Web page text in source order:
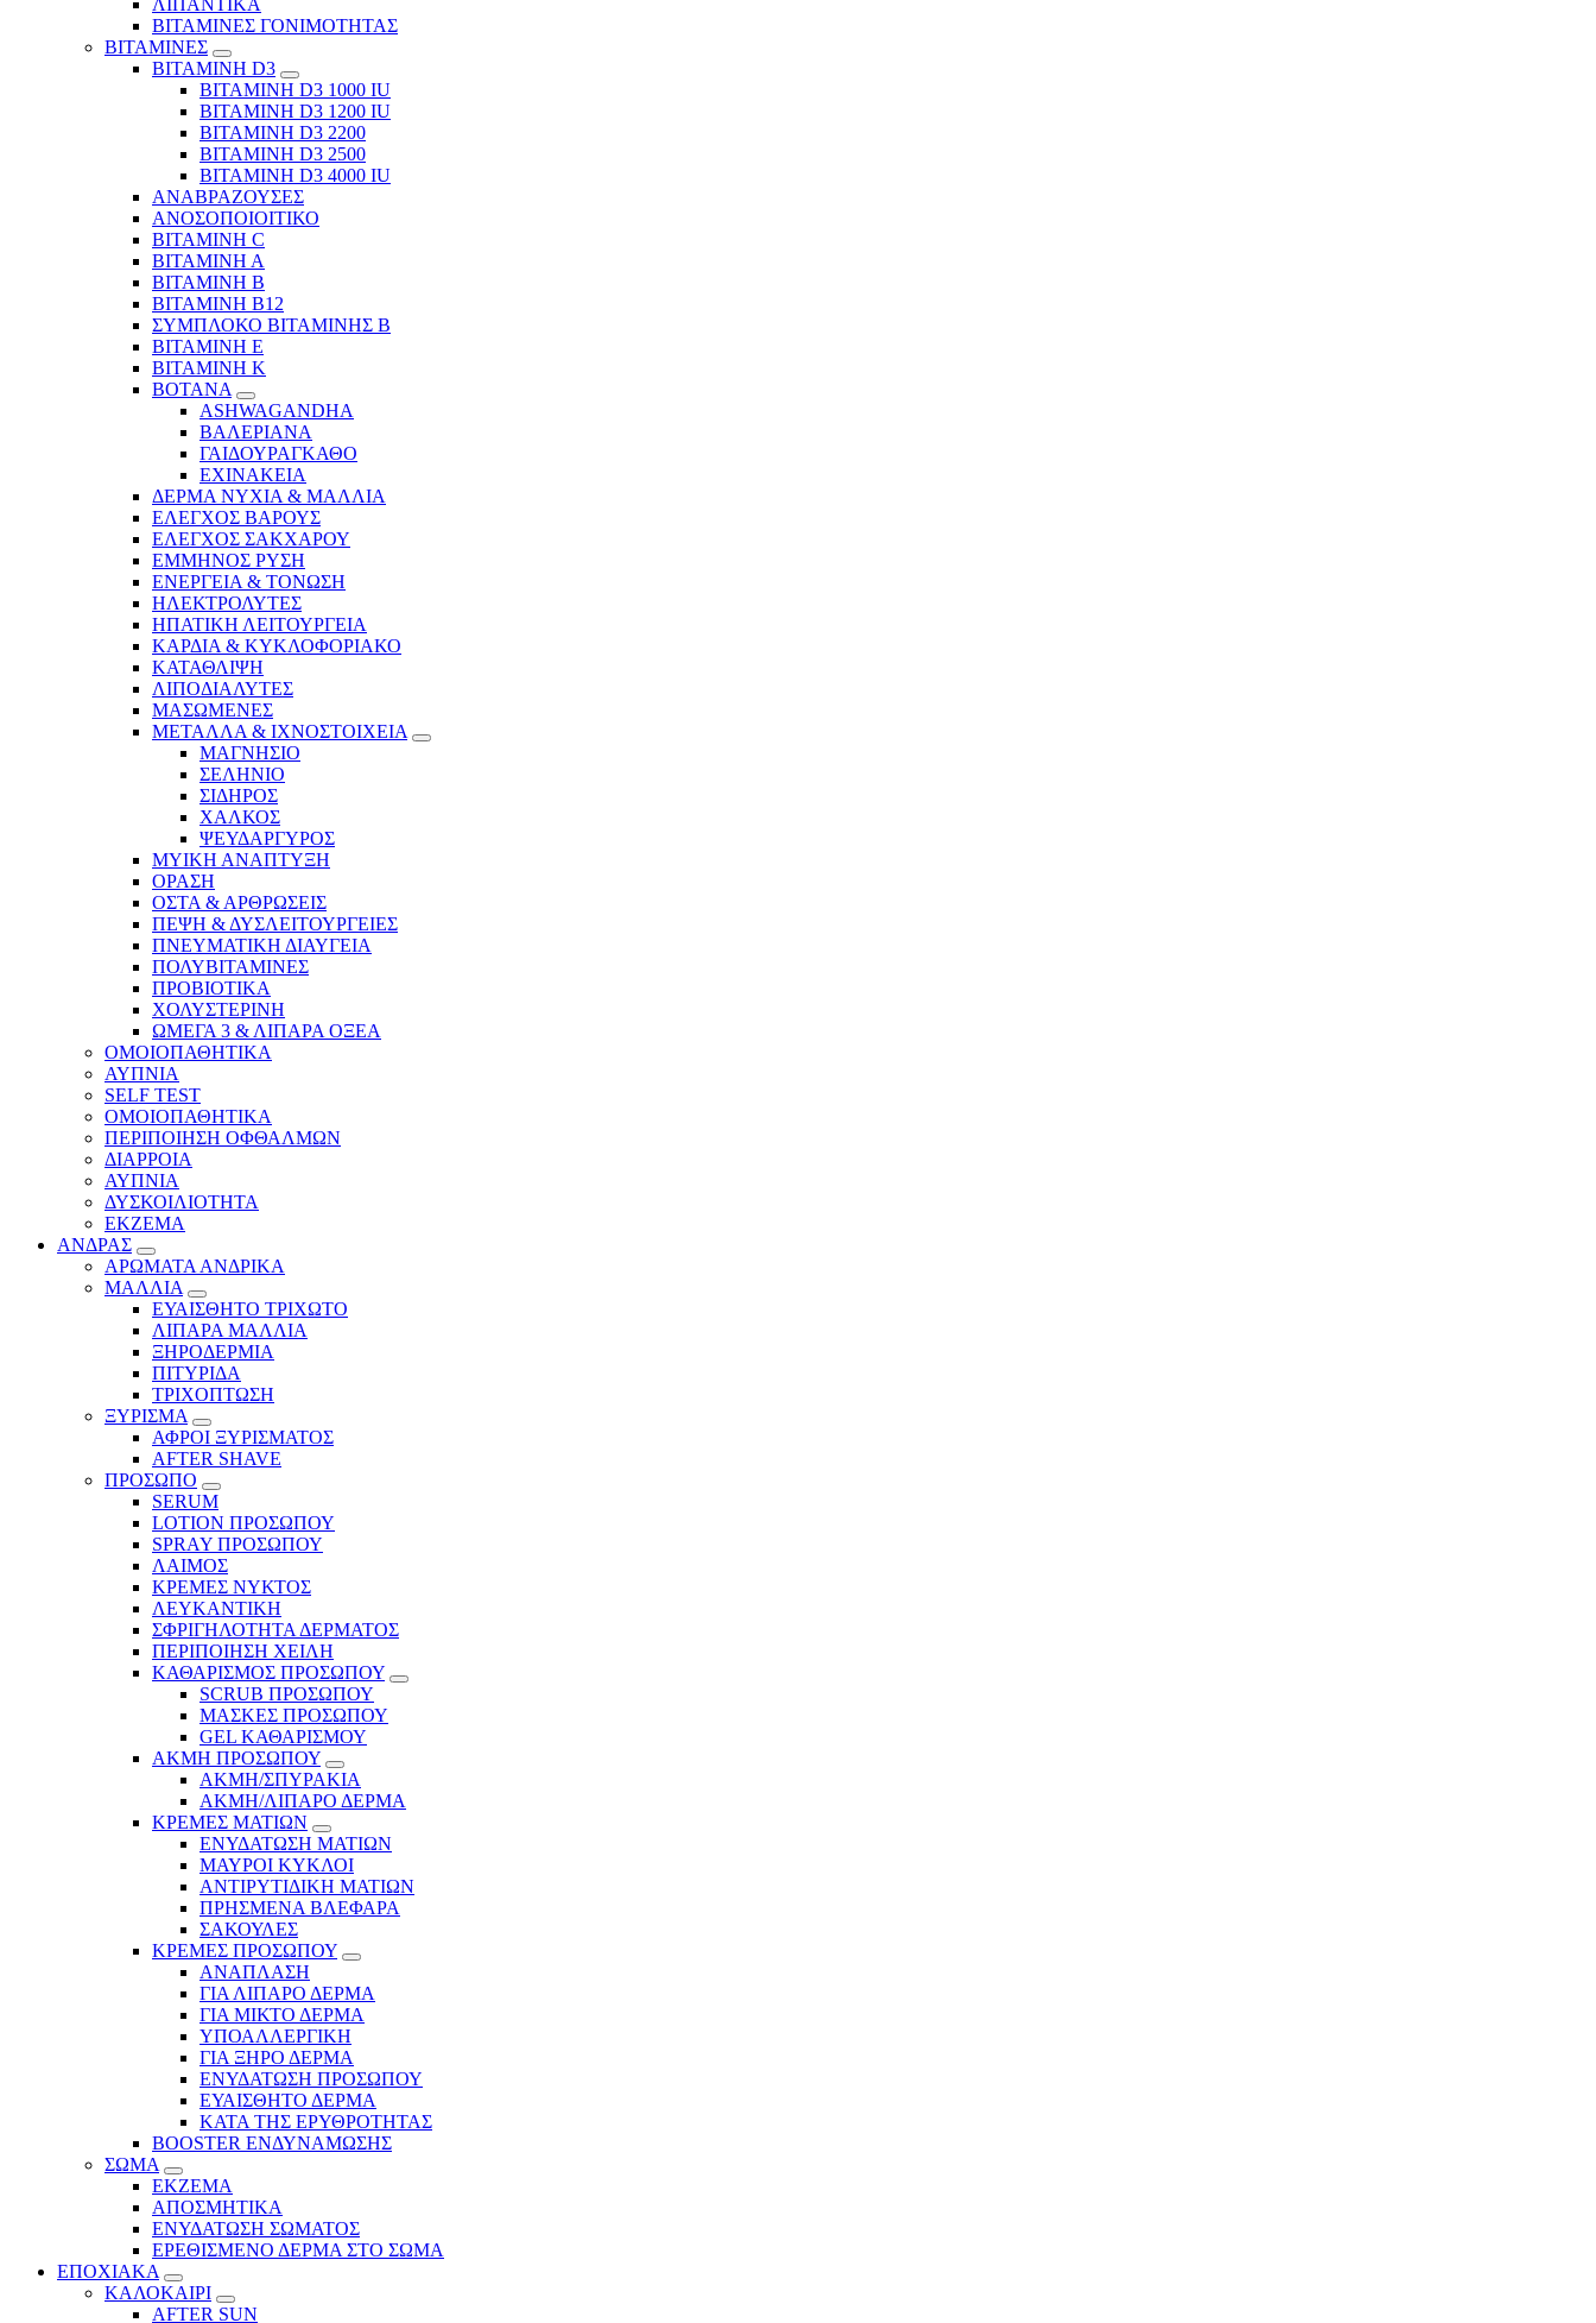
ΒΙΤΑΜΙΝΕΣ ΓΟΝΙΜΟΤΗΤΑΣ
ΒΙΤΑΜΙΝΕΣ
ΒΙΤΑΜΙΝΗ D3
ΒΙΤΑΜΙΝΗ D3 1000 IU
ΒΙΤΑΜΙΝΗ D3 1200 IU
ΒΙΤΑΜΙΝΗ D3 2200
ΒΙΤΑΜΙΝΗ D3 2500
BITAMINH D3 4000 IU
ΑΝΑΒΡΑΖΟΥΣΕΣ
ΑΝΟΣΟΠΟΙΟΙΤΙΚΟ
ΒΙΤΑΜΙΝΗ C
ΒΙΤΑΜΙΝΗ Α
ΒΙΤΑΜΙΝΗ Β
ΒΙΤΑΜΙΝΗ Β12
ΣΥΜΠΛΟΚΟ ΒΙΤΑΜΙΝΗΣ Β
ΒΙΤΑΜΙΝΗ Ε
ΒΙΤΑΜΙΝΗ Κ
ΒΟΤΑΝΑ
ASHWAGANDHA
ΒΑΛΕΡΙΑΝΑ
ΓΑΙΔΟΥΡΑΓΚΑΘΟ
ΕΧΙΝΑΚΕΙΑ
ΔΕΡΜΑ ΝΥΧΙΑ & ΜΑΛΛΙΑ
ΕΛΕΓΧΟΣ ΒΑΡΟΥΣ
ΕΛΕΓΧΟΣ ΣΑΚΧΑΡΟΥ
ΕΜΜΗΝΟΣ ΡΥΣΗ
ΕΝΕΡΓΕΙΑ & ΤΟΝΩΣΗ
ΗΛΕΚΤΡΟΛΥΤΕΣ
ΗΠΑΤΙΚΗ ΛΕΙΤΟΥΡΓΕΙΑ
ΚΑΡΔΙΑ & ΚΥΚΛΟΦΟΡΙΑΚΟ
ΚΑΤΑΘΛΙΨΗ
ΛΙΠΟΔΙΑΛΥΤΕΣ
ΜΑΣΩΜΕΝΕΣ
ΜΕΤΑΛΛΑ & ΙΧΝΟΣΤΟΙΧΕΙΑ
ΜΑΓΝΗΣΙΟ
ΣΕΛΗΝΙΟ
ΣΙΔΗΡΟΣ
ΧΑΛΚΟΣ
ΨΕΥΔΑΡΓΥΡΟΣ
ΜΥΙΚΗ ΑΝΑΠΤΥΞΗ
ΟΡΑΣΗ
ΟΣΤΑ & ΑΡΘΡΩΣΕΙΣ
ΠΕΨΗ & ΔΥΣΛΕΙΤΟΥΡΓΕΙΕΣ
ΠΝΕΥΜΑΤΙΚΗ ΔΙΑΥΓΕΙΑ
ΠΟΛΥΒΙΤΑΜΙΝΕΣ
ΠΡΟΒΙΟΤΙΚΑ
ΧΟΛΥΣΤΕΡΙΝΗ
ΩΜΕΓΑ 3 & ΛΙΠΑΡΑ ΟΞΕΑ
ΟΜΟΙΟΠΑΘΗΤΙΚΑ
ΑΥΠΝΙΑ
SELF TEST
ΟΜΟΙΟΠΑΘΗΤΙΚΑ
ΠΕΡΙΠΟΙΗΣΗ ΟΦΘΑΛΜΩΝ
ΔΙΑΡΡΟΙΑ
ΑΥΠΝΙΑ
ΔΥΣΚΟΙΛΙΟΤΗΤΑ
ΕΚΖΕΜΑ
ΑΝΔΡΑΣ
ΑΡΩΜΑΤΑ ΑΝΔΡΙΚΑ
ΜΑΛΛΙΑ
ΕΥΑΙΣΘΗΤΟ ΤΡΙΧΩΤΟ
ΛΙΠΑΡΑ ΜΑΛΛΙΑ
ΞΗΡΟΔΕΡΜΙΑ
ΠΙΤΥΡΙΔΑ
ΤΡΙΧΟΠΤΩΣΗ
ΞΥΡΙΣΜΑ
ΑΦΡΟΙ ΞΥΡΙΣΜΑΤΟΣ
AFTER SHAVE
ΠΡΟΣΩΠΟ
SERUM
LOTION ΠΡΟΣΩΠΟΥ
SPRAY ΠΡΟΣΩΠΟΥ
ΛΑΙΜΟΣ
ΚΡΕΜΕΣ ΝΥΚΤΟΣ
ΛΕΥΚΑΝΤΙΚΗ
ΣΦΡΙΓΗΛΟΤΗΤΑ ΔΕΡΜΑΤΟΣ
ΠΕΡΙΠΟΙΗΣΗ ΧΕΙΛΗ
ΚΑΘΑΡΙΣΜΟΣ ΠΡΟΣΩΠΟΥ
SCRUB ΠΡΟΣΩΠΟΥ
ΜΑΣΚΕΣ ΠΡΟΣΩΠΟΥ
GEL ΚΑΘΑΡΙΣΜΟΥ
ΑΚΜΗ ΠΡΟΣΩΠΟΥ
ΑΚΜΗ/ΣΠΥΡΑΚΙΑ
ΑΚΜΗ/ΛΙΠΑΡΟ ΔΕΡΜΑ
ΚΡΕΜΕΣ ΜΑΤΙΩΝ
ΕΝΥΔΑΤΩΣΗ ΜΑΤΙΩΝ
ΜΑΥΡΟΙ ΚΥΚΛΟΙ
ΑΝΤΙΡΥΤΙΔΙΚΗ ΜΑΤΙΩΝ
ΠΡΗΣΜΕΝΑ ΒΛΕΦΑΡΑ
ΣΑΚΟΥΛΕΣ
ΚΡΕΜΕΣ ΠΡΟΣΩΠΟΥ
ΑΝΑΠΛΑΣΗ
ΓΙΑ ΛΙΠΑΡΟ ΔΕΡΜΑ
ΓΙΑ ΜΙΚΤΟ ΔΕΡΜΑ
ΥΠΟΑΛΛΕΡΓΙΚΗ
ΓΙΑ ΞΗΡΟ ΔΕΡΜΑ
ΕΝΥΔΑΤΩΣΗ ΠΡΟΣΩΠΟΥ
ΕΥΑΙΣΘΗΤΟ ΔΕΡΜΑ
ΚΑΤΑ ΤΗΣ ΕΡΥΘΡΟΤΗΤΑΣ
BOOSTER ΕΝΔΥΝΑΜΩΣΗΣ
ΣΩΜΑ
ΕΚΖΕΜΑ
ΑΠΟΣΜΗΤΙΚΑ
ΕΝΥΔΑΤΩΣΗ ΣΩΜΑΤΟΣ
ΕΡΕΘΙΣΜΕΝΟ ΔΕΡΜΑ ΣΤΟ ΣΩΜΑ
ΕΠΟΧΙΑΚΑ
ΚΑΛΟΚΑΙΡΙ
AFTER SUN